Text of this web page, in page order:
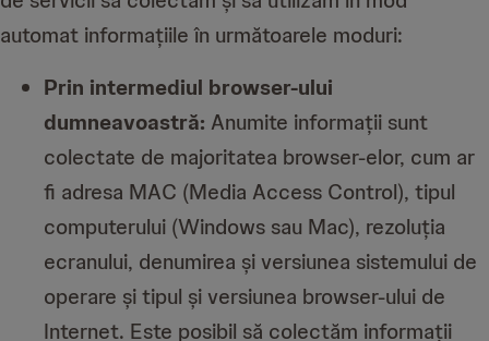
automat informațiile în următoarele moduri:
Prin intermediul browser-ului
dumneavoastră: Anumite informații sunt
colectate de majoritatea browser-elor, cum ar
fi adresa MAC (Media Access Control), tipul
computerului (Windows sau Mac), rezoluția
ecranului, denumirea și versiunea sistemului de
operare și tipul și versiunea browser-ului de
Internet. Este posibil să colectăm informații